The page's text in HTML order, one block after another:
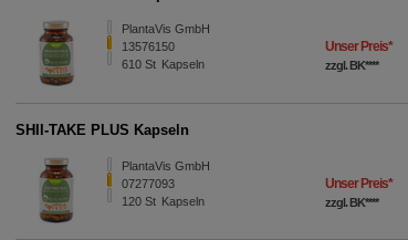
PlantaVis GmbH
13576150
610St Kapseln
Unser Preis*
zzgl. BK****
SHII-TAKE PLUS Kapseln
PlantaVis GmbH
07277093
120St Kapseln
Unser Preis*
zzgl. BK****